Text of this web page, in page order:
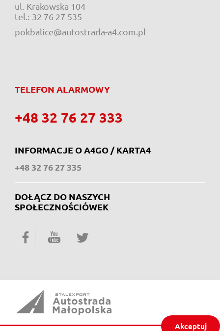
Akceptuj
ul. Krakowska 104
tel.: 32 76 27 535
pokbalice@autostrada-a4.com.pl
TELEFON ALARMOWY
+48 32 76 27 333
INFORMACJE O A4GO / KARTA4
+48 32 76 27 335
DOŁĄCZ DO NASZYCH
SPOŁECZNOŚCIÓWEK
Facebook YouTube